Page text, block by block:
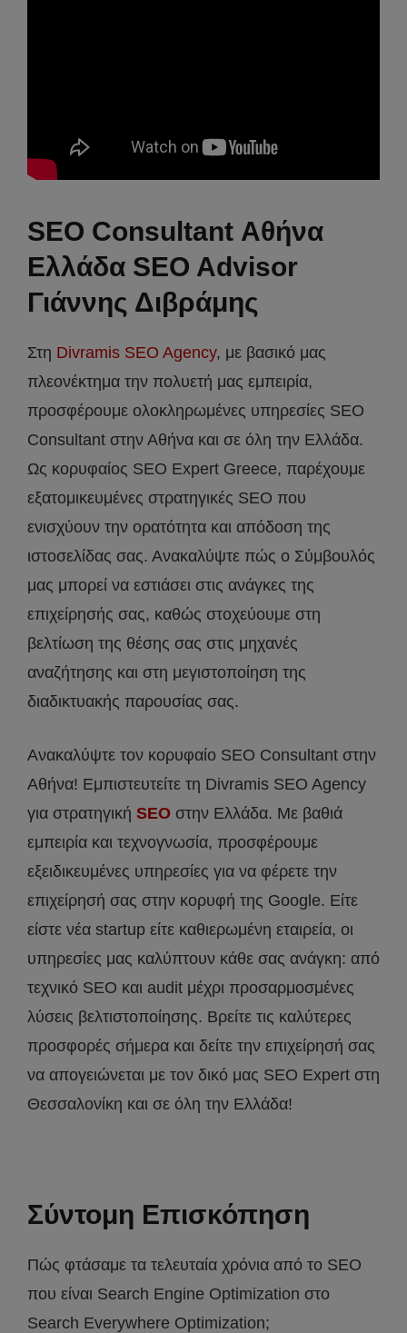
SEO Consultant Αθήνα
Ελλάδα SEO Advisor
Γιάννης Διβράμης
Στη Divramis SEO Agency, με βασικό μας
πλεονέκτημα την πολυετή μας εμπειρία,
προσφέρουμε ολοκληρωμένες υπηρεσίες SEO
Consultant στην Αθήνα και σε όλη την Ελλάδα.
Ως κορυφαίος SEO Expert Greece, παρέχουμε
εξατομικευμένες στρατηγικές SEO που
ενισχύουν την ορατότητα και απόδοση της
ιστοσελίδας σας. Ανακαλύψτε πώς ο Σύμβουλός
μας μπορεί να εστιάσει στις ανάγκες της
επιχείρησής σας, καθώς στοχεύουμε στη
βελτίωση της θέσης σας στις μηχανές
αναζήτησης και στη μεγιστοποίηση της
διαδικτυακής παρουσίας σας.
Ανακαλύψτε τον κορυφαίο SEO Consultant στην
Αθήνα! Εμπιστευτείτε τη Divramis SEO Agency
για στρατηγική SEO στην Ελλάδα. Με βαθιά
εμπειρία και τεχνογνωσία, προσφέρουμε
εξειδικευμένες υπηρεσίες για να φέρετε την
επιχείρησή σας στην κορυφή της Google. Είτε
είστε νέα startup είτε καθιερωμένη εταιρεία, οι
υπηρεσίες μας καλύπτουν κάθε σας ανάγκη: από
τεχνικό SEO και audit μέχρι προσαρμοσμένες
λύσεις βελτιστοποίησης. Βρείτε τις καλύτερες
προσφορές σήμερα και δείτε την επιχείρησή σας
να απογειώνεται με τον δικό μας SEO Expert στη
Θεσσαλονίκη και σε όλη την Ελλάδα!
Σύντομη Επισκόπηση
Πώς φτάσαμε τα τελευταία χρόνια από το SEO
που είναι Search Engine Optimization στο
Search Everywhere Optimization;